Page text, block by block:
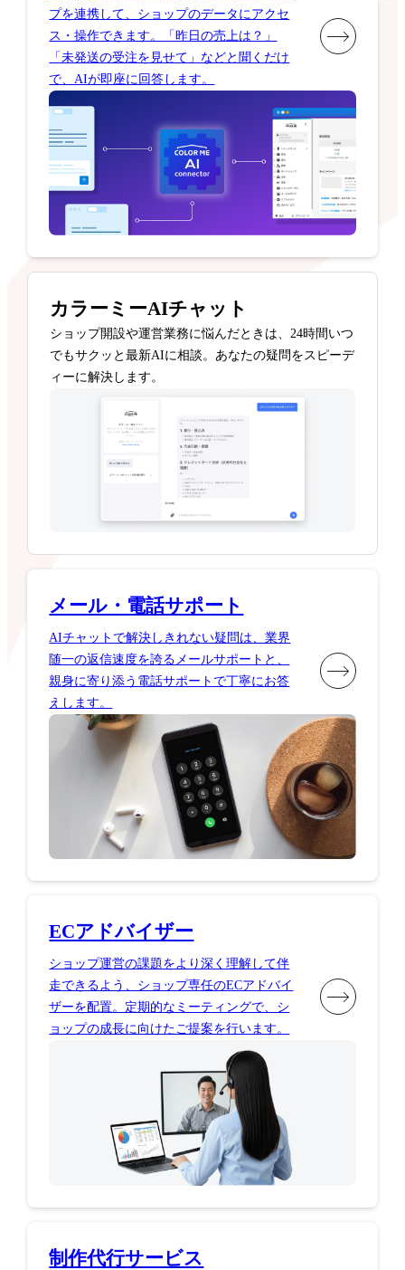
プを連携して、ショップのデータにアクセ
ス・操作できます。「昨日の売上は？」
「未発送の受注を見せて」などと聞くだけ
で、AIが即座に回答します。
カラーミーAIチャット
ショップ開設や運営業務に悩んだときは、24時間いつ
でもサクッと最新AIに相談。あなたの疑問をスピーデ
ィーに解決します。
メール・電話サポート
AIチャットで解決しきれない疑問は、業界
随一の返信速度を誇るメールサポートと、
親身に寄り添う電話サポートで丁寧にお答
えします。
ECアドバイザー
ショップ運営の課題をより深く理解して伴
走できるよう、ショップ専任のECアドバイ
ザーを配置。定期的なミーティングで、シ
ョップの成長に向けたご提案を行います。
制作代行サービス